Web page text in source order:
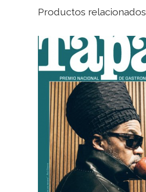
Productos relacionados